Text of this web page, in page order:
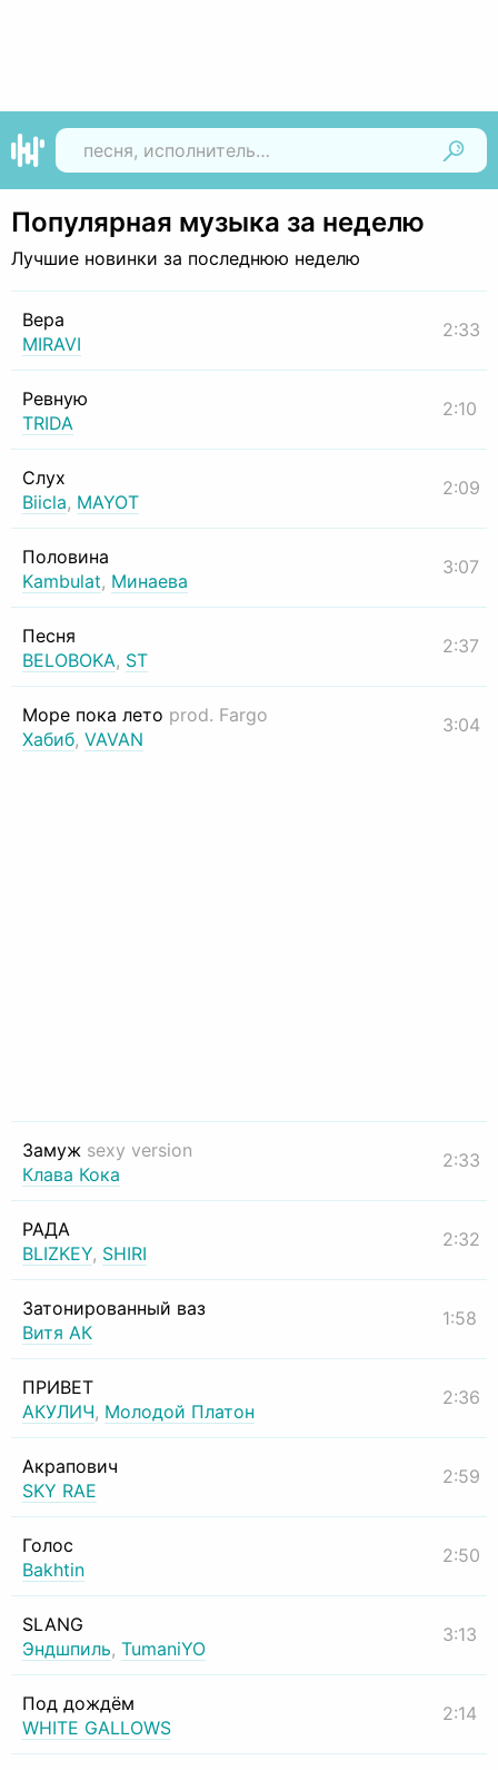
Популярная музыка за неделю
Лучшие новинки за последнюю неделю
Вера
MIRAVI
2:33
Ревную
TRIDA
2:10
Слух
Biicla, MAYOT
2:09
Половина
Kambulat, Минаева
3:07
Песня
BELOBOKA, ST
2:37
Море пока лето prod. Fargo
Хабиб, VAVAN
3:04
Замуж sexy version
Клава Кока
2:33
РАДА
BLIZKEY, SHIRI
2:32
Затонированный ваз
Витя АК
1:58
ПРИВЕТ
АКУЛИЧ, Молодой Платон
2:36
Акрапович
SKY RAE
2:59
Голос
Bakhtin
2:50
SLANG
Эндшпиль, TumaniYO
3:13
Под дождём
WHITE GALLOWS
2:14